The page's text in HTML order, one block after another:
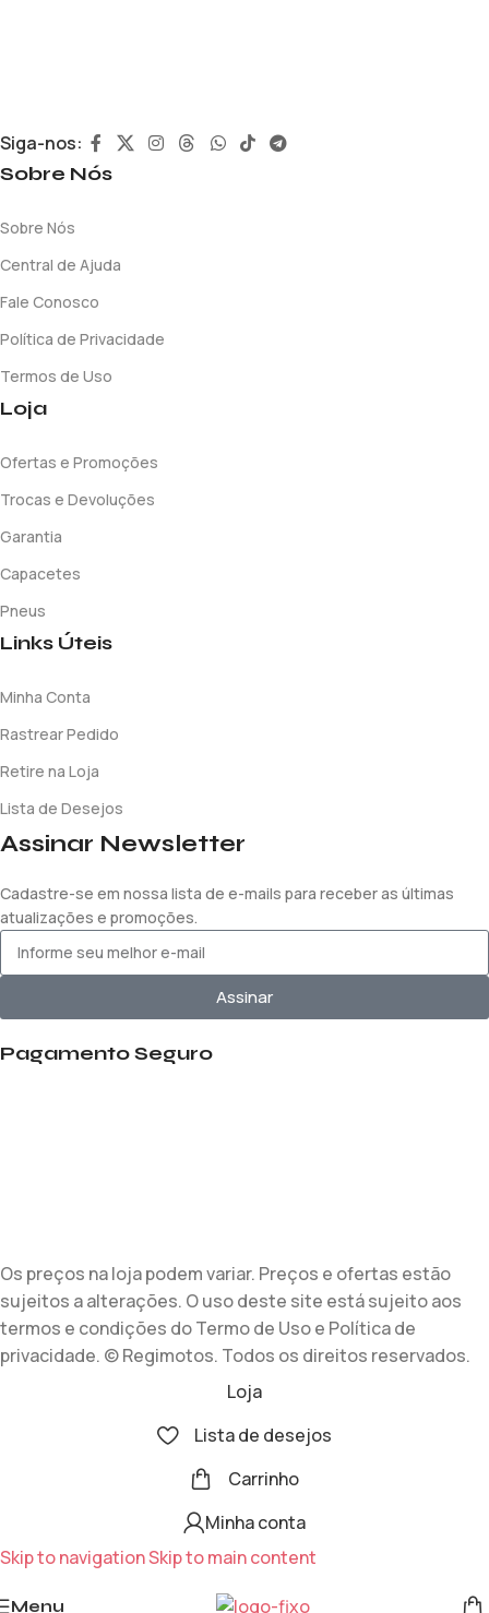
Siga-nos:
Sobre Nós
Sobre Nós
Central de Ajuda
Fale Conosco
Política de Privacidade
Termos de Uso
Loja
Ofertas e Promoções
Trocas e Devoluções
Garantia
Capacetes
Pneus
Links Úteis
Minha Conta
Rastrear Pedido
Retire na Loja
Lista de Desejos
Assinar Newsletter
Cadastre-se em nossa lista de e-mails para receber as últimas
atualizações e promoções.
Assinar
Pagamento Seguro
Os preços na loja podem variar. Preços e ofertas estão
sujeitos a alterações. O uso deste site está sujeito aos
termos e condições do Termo de Uso e Política de
privacidade. © Regimotos. Todos os direitos reservados.
Loja
Lista de desejos
Carrinho
Minha conta
Skip to navigationSkip to main content
Menu